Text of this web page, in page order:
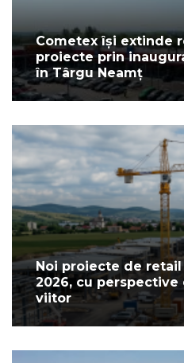
Cometex își extinde
proiecte prin
în Târgu Neamț
Noi proiecte de retail
2026, cu
viitor